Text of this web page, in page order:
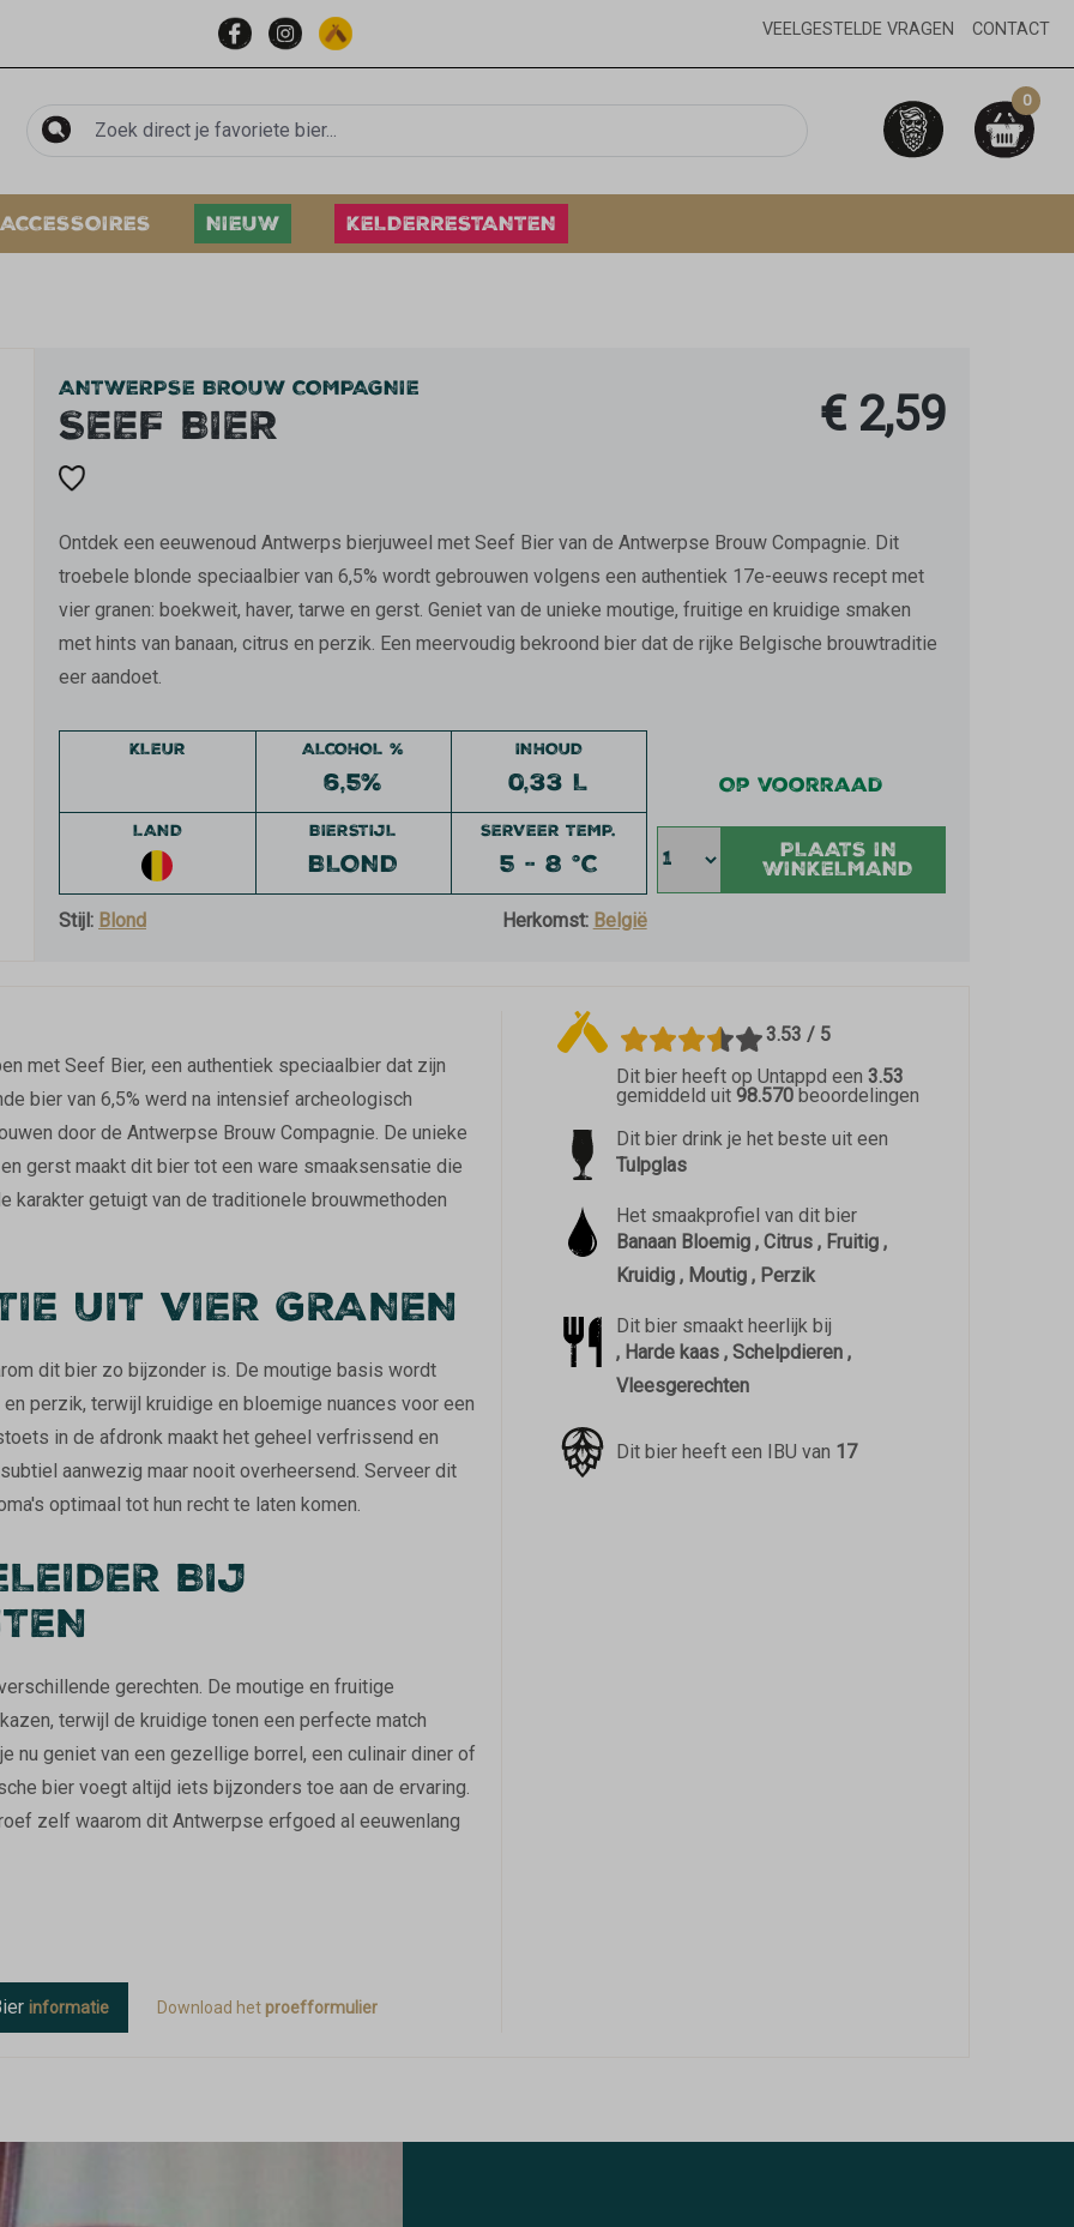
VEELGESTELDE VRAGEN CONTACT
0
ACCESSOIRES NIEUW KELDERRESTANTEN
ANTWERPSE BROUW COMPAGNIE
SEEF BIER € 2,59
Ontdek een eeuwenoud Antwerps bierjuweel met Seef Bier van de Antwerpse Brouw Compagnie. Dit
troebele blonde speciaalbier van 6,5% wordt gebrouwen volgens een authentiek 17e-eeuws recept met
vier granen: boekweit, haver, tarwe en gerst. Geniet van de unieke moutige, fruitige en kruidige smaken
met hints van banaan, citrus en perzik. Een meervoudig bekroond bier dat de rijke Belgische brouwtraditie
eer aandoet.
KLEUR ALCOHOL %
6,5%
INHOUD
0,33 L
LAND BIERSTIJL
BLOND
SERVEER TEMP.
5 - 8 °C
Stijl: Blond Herkomst: België
Op voorraad
PLAATS IN
WINKELMAND
met Seef Bier, een authentiek speciaalbier dat zijn
bier van 6,5% werd na intensief archeologisch
door de Antwerpse Brouw Compagnie. De unieke
gerst maakt dit bier tot een ware smaaksensatie die
karakter getuigt van de traditionele brouwmethoden
UIT VIER GRANEN
dit bier zo bijzonder is. De moutige basis wordt
perzik, terwijl kruidige en bloemige nuances voor een
in de afdronk maakt het geheel verfrissend en
aanwezig maar nooit overheersend. Serveer dit
optimaal tot hun recht te laten komen.
BIJ
gerechten. De moutige en fruitige
terwijl de kruidige tonen een perfecte match
nu geniet van een gezellige borrel, een culinair diner of
bier voegt altijd iets bijzonders toe aan de ervaring.
zelf waarom dit Antwerpse erfgoed al eeuwenlang
informatie Download het proefformulier
3.53 / 5
Dit bier heeft op Untappd een 3.53
gemiddeld uit 98.570beoordelingen
Dit bier drink je het beste uit een
Tulpglas
Het smaakprofiel van dit bier
Banaan Bloemig , Citrus , Fruitig ,
Kruidig , Moutig , Perzik
Dit bier smaakt heerlijk bij
, Harde kaas , Schelpdieren ,
Vleesgerechten
Dit bier heeft een IBU van 17